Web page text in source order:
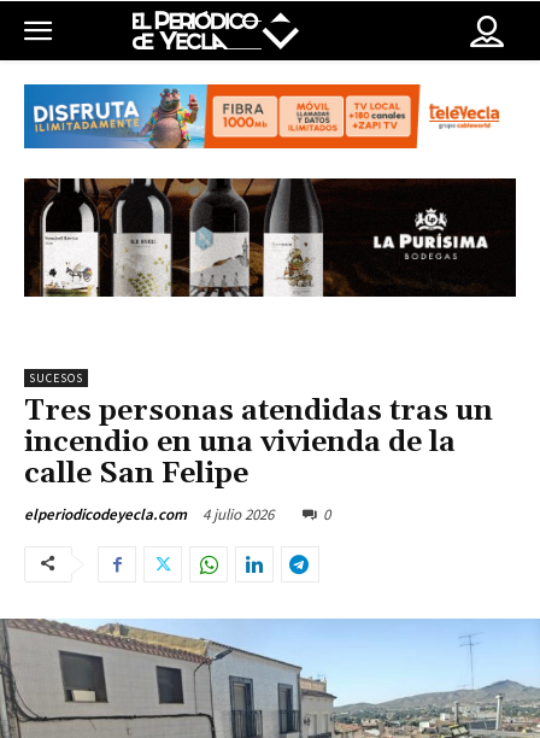
SUCESOS
Tres personas atendidas tras un
incendio en una vivienda de la
calle San Felipe
elperiodicodeyecla.com 4 julio 2026 0